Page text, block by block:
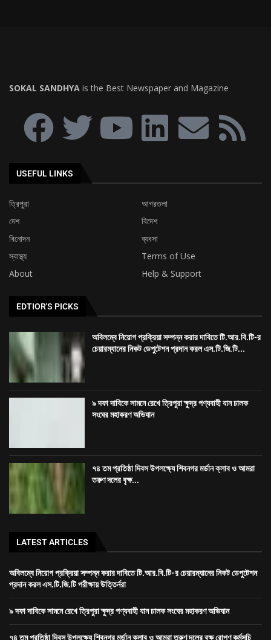
SOKAL SANDHYA is the Best Newspaper and Magazine
USEFUL LINKS
ত্রিপুরা
আগরতলা
দেশ
বিদেশ
বিনোদন
ব্যবসা
স্বাস্থ্য
Terms of Use
About
Help & Support
EDTIOR'S PICKS
অবিলম্বে নিয়োগ প্রক্রিয়া সম্পন্ন করার দাবিতে টি.আর.বি.টি-র
চেয়ারম্যানের নিকট ডেপুটেশন প্রদান করল এস.টি.জি.টি...
৯ দফা দাবিকে সামনে রেখে ত্রিপুরা ক্ষুদ্র পণ্যবাহী যান চালক
সংঘের মহাকরণ অভিযান
৭৪ তম প্রতিষ্ঠা দিবস উপলক্ষ্যে শিবনগর মর্ডান ক্লাব ও আমরা
তরুণ দলের বৃক্ষ...
LATEST ARTICLES
অবিলম্বে নিয়োগ প্রক্রিয়া সম্পন্ন করার দাবিতে টি.আর.বি.টি-র চেয়ারম্যানের নিকট ডেপুটেশন
প্রদান করল এস.টি.জি.টি পরীক্ষায় উত্তির্নরা
৯ দফা দাবিকে সামনে রেখে ত্রিপুরা ক্ষুদ্র পণ্যবাহী যান চালক সংঘের মহাকরণ অভিযান
৭৪ তম প্রতিষ্ঠা দিবস উপলক্ষ্যে শিবনগর মর্ডান ক্লাব ও আমরা তরুণ দলের বৃক্ষ রোপণ কর্মসূচি